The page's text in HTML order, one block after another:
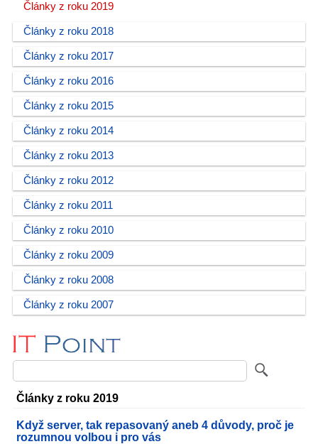
Články z roku 2019
Články z roku 2018
Články z roku 2017
Články z roku 2016
Články z roku 2015
Články z roku 2014
Články z roku 2013
Články z roku 2012
Články z roku 2011
Články z roku 2010
Články z roku 2009
Články z roku 2008
Články z roku 2007
Články z roku 2019
Když server, tak repasovaný aneb 4 důvody, proč je
rozumnou volbou i pro vás